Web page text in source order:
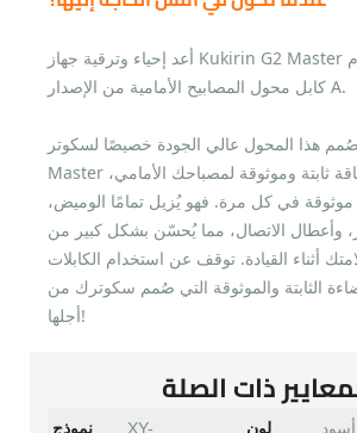
أعد إحياء وترقية جهاز Kukirin G2 Master الخاص بك باستخدام
كابل محول المصابيح الأمامية من الإصدار A.
صُمم هذا المحول عالي الجودة خصيصًا لسكوتر Kukirin G2
Master الكهربائي، ليُوفر طاقة ثابتة وموثوقة لمصباحك الأمامي،
في كل مرة. فهو يُزيل تمامًا الوميض،
وأعطال الاتصال، مما يُحسّن بشكل كبير من
أثناء القيادة. توقف عن استخدام الكابلات
الثابتة والموثوقة التي صُمم سكوترك من
أجلها!
ذات الصلة
نموذج
XY-
لون أسود